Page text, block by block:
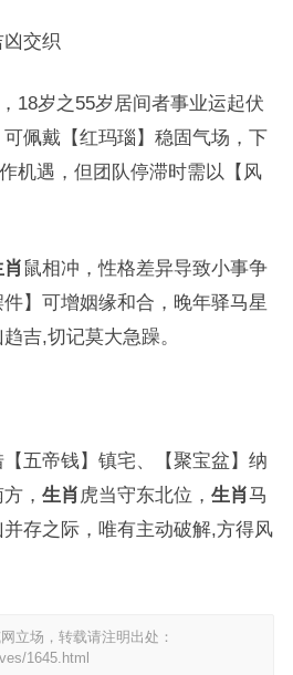
交织
18岁之55岁居间者事业运起伏
佩戴【红玛瑙】稳固气场，下
机遇，但团队停滞时需以【风
鼠相冲，性格差异导致小事争
】可增姻缘和合，晚年驿马星
吉,切记莫大急躁。
五帝钱】镇宅、【聚宝盆】纳
， 生肖 虎当守东北位， 生肖马
存之际，唯有主动破解,方得风
立场，转载请注明出处：
1645.html